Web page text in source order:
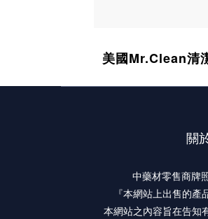
美國Mr.Clean清
關
中藥材零售商牌
『本網站上出售的產
本網站之內容旨在告知